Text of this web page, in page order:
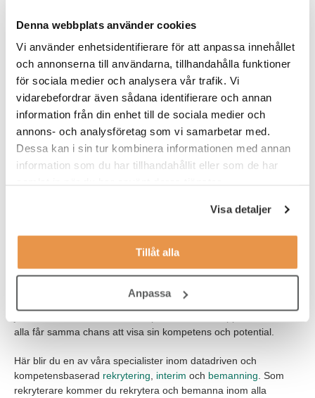
Denna webbplats använder cookies
Vi använder enhetsidentifierare för att anpassa innehållet
och annonserna till användarna, tillhandahålla funktioner
för sociala medier och analysera vår trafik. Vi
vidarebefordrar även sådana identifierare och annan
information från din enhet till de sociala medier och
annons- och analysföretag som vi samarbetar med.
Dessa kan i sin tur kombinera informationen med annan
information som du har tillhandahållit eller som de har
Visa detaljer
Tillåt alla
Anpassa
där fler perspektiv får plats
Genom vår datadrivna metodik, byggd på fler perspektiv på
kompetens, gör vi det enkelt för företag och organisationer i
hela Sverige att hitta rätt medarbetare. Samtidigt erbjuder vi
alla får samma chans att visa sin kompetens och potential.
Här blir du en av våra specialister inom datadriven och
kompetensbaserad rekrytering interim och bemanning . Som
rekryterare kommer du rekrytera och bemanna inom alla